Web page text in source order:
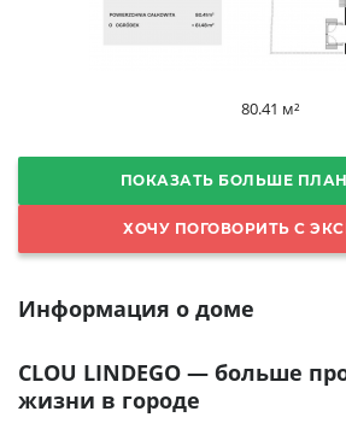
80.41 м²
ПОКАЗАТЬ БОЛЬШЕ
ХОЧУ ПОГОВОРИТЬ С
Информация о доме
CLOU LINDEGO — больше
жизни в городе